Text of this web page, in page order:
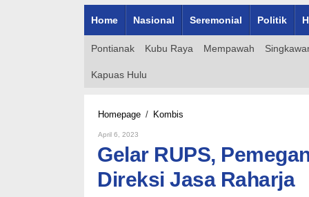
Home Nasional Seremonial Politik
Pontianak Kubu Raya Mempawah
Kapuas Hulu
Homepage / Kombis
Saham
Rombak
Susunan
Direksi
April 6, 2023
Gelar RUPS,
Direksi Jasa Raharja